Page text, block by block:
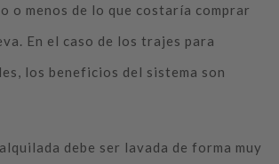
o menos de lo que costaría comprar
En el caso de los trajes para
los beneficios del sistema son
debe ser lavada de forma muy